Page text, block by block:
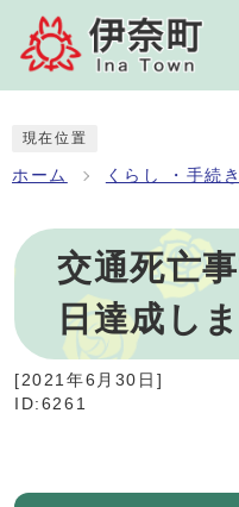
現在位置
ホーム くらし ・手続き
交通死亡
日達成し
[2021年6月30日 ]
ID:6261